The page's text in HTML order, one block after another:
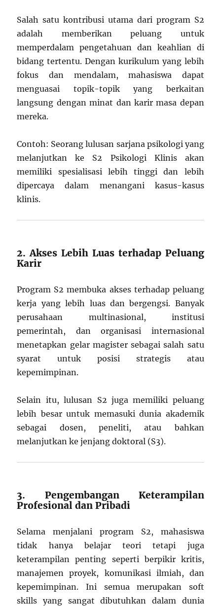
Salah satu kontribusi utama dari program S2
adalah memberikan peluang untuk
memperdalam pengetahuan dan keahlian di
bidang tertentu. Dengan kurikulum yang lebih
fokus dan mendalam, mahasiswa dapat
menguasai topik-topik yang berkaitan
langsung dengan minat dan karir masa depan
mereka.
Contoh: Seorang lulusan sarjana psikologi yang
melanjutkan ke S2 Psikologi Klinis akan
memiliki spesialisasi lebih tinggi dan lebih
dipercaya dalam menangani kasus-kasus
klinis.
2. Akses Lebih Luas terhadap Peluang
Karir
Program S2 membuka akses terhadap peluang
kerja yang lebih luas dan bergengsi. Banyak
perusahaan multinasional, institusi
pemerintah, dan organisasi internasional
menetapkan gelar magister sebagai salah satu
syarat untuk posisi strategis atau
kepemimpinan.
Selain itu, lulusan S2 juga memiliki peluang
lebih besar untuk memasuki dunia akademik
sebagai dosen, peneliti, atau bahkan
melanjutkan ke jenjang doktoral (S3).
3. Pengembangan Keterampilan
Profesional dan Pribadi
Selama menjalani program S2, mahasiswa
tidak hanya belajar teori tetapi juga
keterampilan penting seperti berpikir kritis,
manajemen proyek, komunikasi ilmiah, dan
kepemimpinan. Ini semua merupakan soft
skills yang sangat dibutuhkan dalam dunia